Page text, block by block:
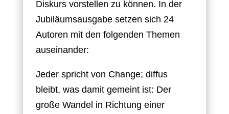
Diskurs vorstellen zu können. In der
Jubiläumsausgabe setzen sich 24
Autoren mit den folgenden Themen
auseinander:
Jeder spricht von Change; diffus
bleibt, was damit gemeint ist: Der
große Wandel in Richtung einer